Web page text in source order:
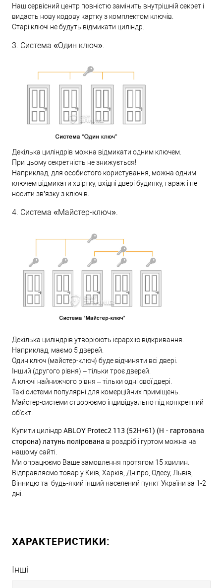
Наш сервісний центр повністю замінить внутрішній секрет і
видасть нову кодову картку з комплектом ключів.
Старі ключі не будуть відмикати циліндр.
3. Система «Один ключ».
Декілька циліндрів можна відмикати одним ключем.
При цьому секретність не знижується!
Наприклад, для особистого користування, можна одним
ключем відмикати хвіртку, вхідні двері будинку, гараж і не
носити зв’язку з ключів.
4. Система «Майстер-ключ».
Декілька циліндрів утворюють ієрархію відкривання.
Наприклад, маємо 5 дверей.
Один ключ (майстер-ключ) буде відчиняти всі двері.
Інший (другого рівня) – тільки троє дверей.
А ключі найнижчого рівня – тільки одні свої двері.
Такі системи популярні для комерційних приміщень.
Майстер-системи створюємо індивідуально під конкретний
об'єкт.
Купити циліндр ABLOY Protec2 113 (52H*61) (H - гартована
сторона) латунь полірована в роздріб і гуртом можна на
нашому сайті.
Ми опрацюємо Ваше замовлення протягом 15 хвилин.
Відправляємо товар у Київ, Харків, Дніпро, Одесу, Львів,
Вінницю та будь-який інший населений пункт України за 1-2
дні.
ХАРАКТЕРИСТИКИ:
Інші